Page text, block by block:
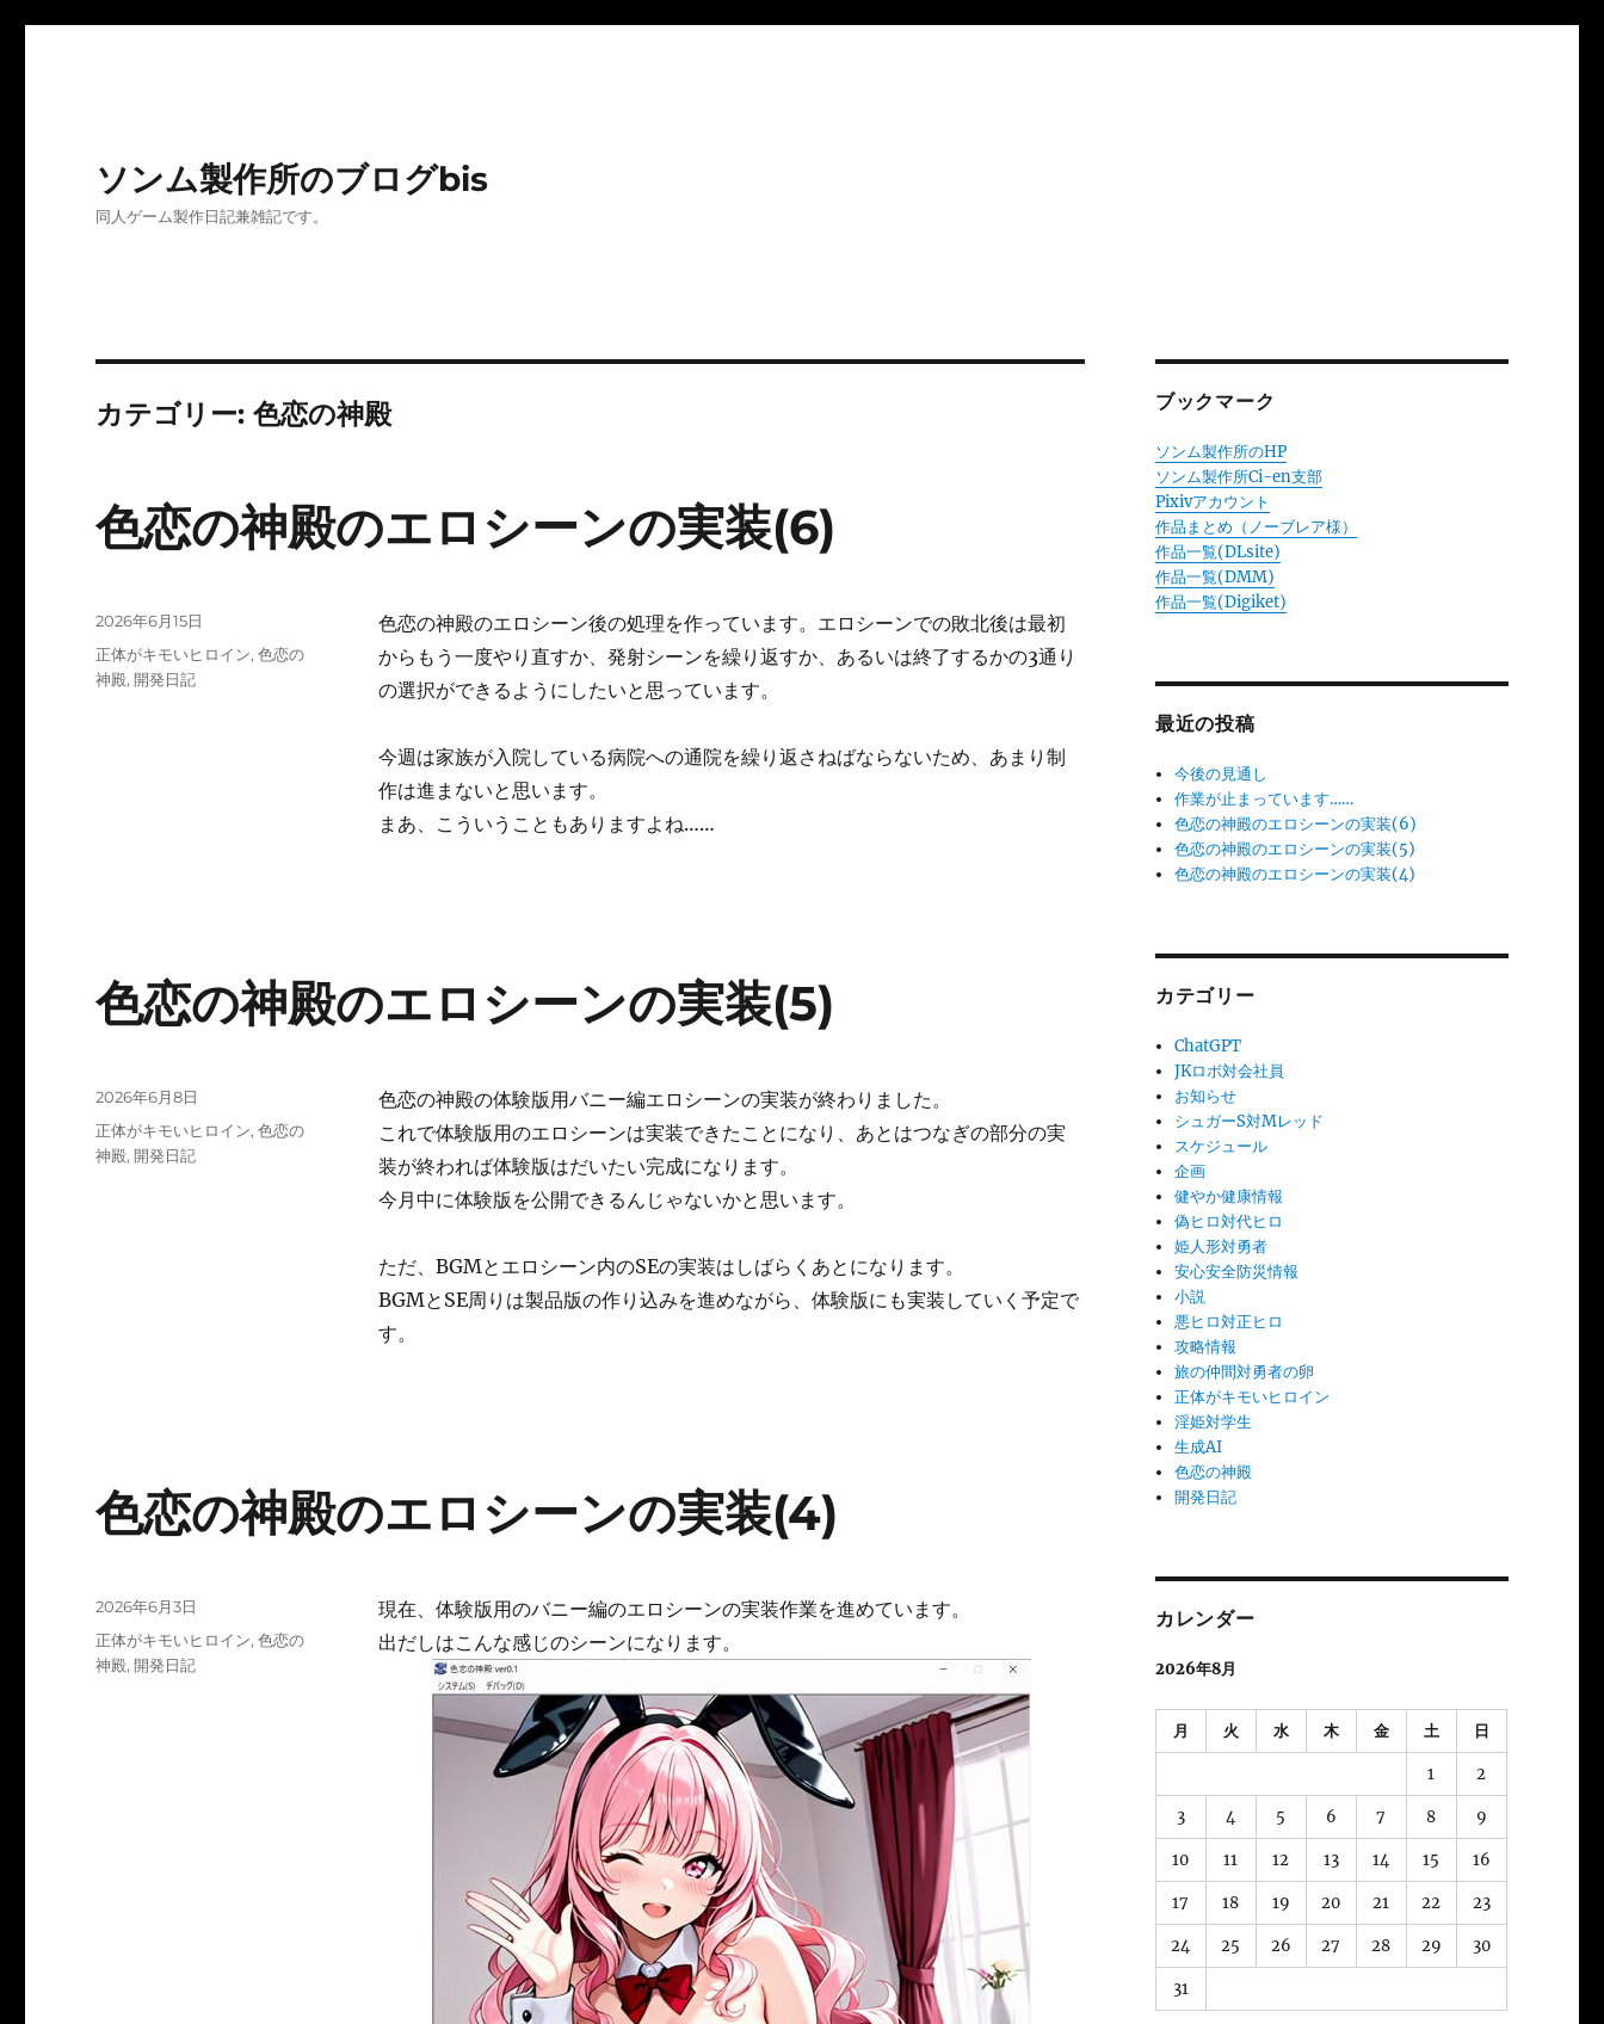
ソンム製作所のブログbis
同人ゲーム製作日記兼雑記です。
カテゴリー:色恋の神殿
色恋の神殿のエロシーンの実装(6)
色恋の神殿のエロシーン後の処理を作っています。エロシーンでの敗北後は最初
からもう一度やり直すか、発射シーンを繰り返すか、あるいは終了するかの3通り
の選択ができるようにしたいと思っています。
今週は家族が入院している病院への通院を繰り返さねばならないため、あまり制
作は進まないと思います。
まあ、こういうこともありますよね……
投
稿
日:
2026年6月15日
カ
テ
正体がキモいヒロイン,色恋の
神殿, 開発日記
色恋の神殿のエロシーンの実装(5)
色恋の神殿の体験版用バニー編エロシーンの実装が終わりました。
これで体験版用のエロシーンは実装できたことになり、あとはつなぎの部分の実
装が終われば体験版はだいたい完成になります。
今月中に体験版を公開できるんじゃないかと思います。
ただ、BGMとエロシーン内のSEの実装はしばらくあとになります。
BGMとSE周りは製品版の作り込みを進めながら、体験版にも実装していく予定で
す。
投
稿
日:
2026年6月8日
カ
テ
正体がキモいヒロイン,色恋の
神殿, 開発日記
色恋の神殿のエロシーンの実装(4)
現在、体験版用のバニー編のエロシーンの実装作業を進めています。
出だしはこんな感じのシーンになります。
投
稿
日:
2026年6月3日
カ
テ
正体がキモいヒロイン,色恋の
神殿, 開発日記
ブックマーク
ソンム製作所のHP
ソンム製作所Ci-en支部
Pixivアカウント
作品まとめ（ノーブレア様）
作品一覧(DLsite)
作品一覧(DMM)
作品一覧(Digiket)
最近の投稿
今後の見通し
作業が止まっています……
色恋の神殿のエロシーンの実装(6)
色恋の神殿のエロシーンの実装(5)
色恋の神殿のエロシーンの実装(4)
カテゴリー
ChatGPT
JKロボ対会社員
お知らせ
シュガーS対Mレッド
スケジュール
企画
健やか健康情報
偽ヒロ対代ヒロ
姫人形対勇者
安心安全防災情報
小説
悪ヒロ対正ヒロ
攻略情報
旅の仲間対勇者の卵
正体がキモいヒロイン
淫姫対学生
生成AI
色恋の神殿
開発日記
カレンダー
2026年8月
月 火 水 木 金 土 日
1 2
3 4 5 6 7 8 9
10 11 12 13 14 15 16
17 18 19 20 21 22 23
24 25 26 27 28 29 30
31